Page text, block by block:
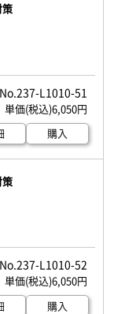
237-L1010-51
6,050円
購入
237-L1010-52
6,050円
購入